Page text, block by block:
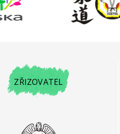
ZŘIZOVATEL